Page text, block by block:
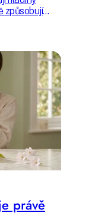
způsobují
si, zda
právě